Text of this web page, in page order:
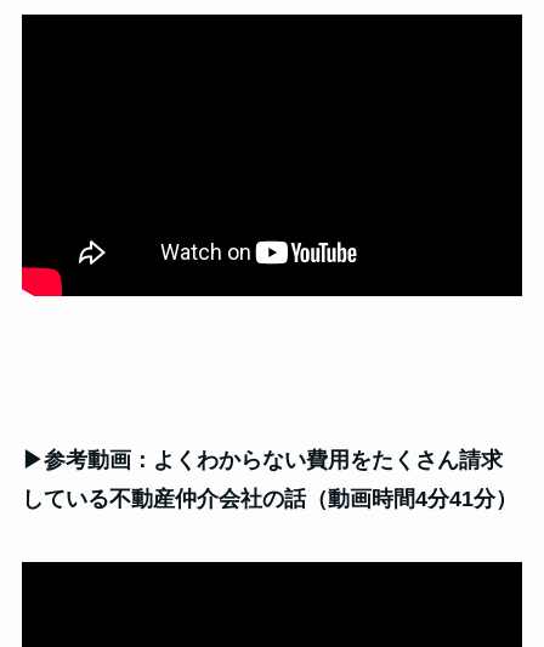
▶参考動画：よくわからない費用をたくさん請求
している不動産仲介会社の話（動画時間4分41分）